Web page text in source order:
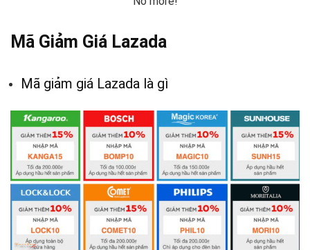
Mã Giảm Giá Lazada
Mã giảm giá Lazada là gì